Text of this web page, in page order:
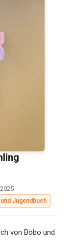
Jugendbuch
von Bobo und